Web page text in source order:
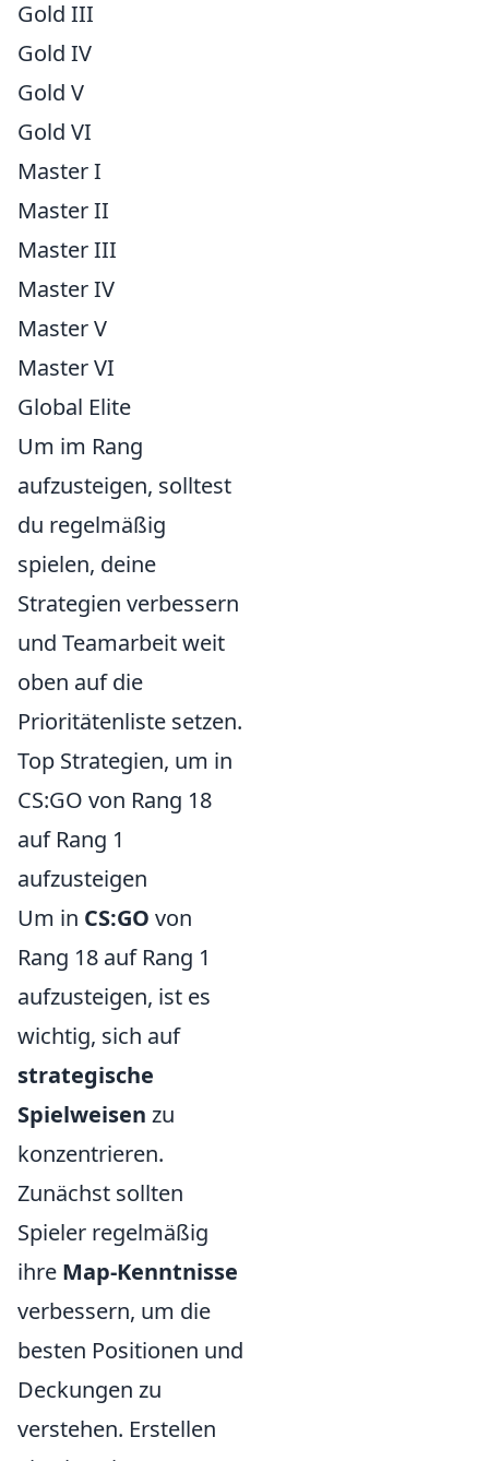
Gold III
Gold IV
Gold V
Gold VI
Master I
Master II
Master III
Master IV
Master V
Master VI
Global Elite
Um im Rang
aufzusteigen, solltest
du regelmäßig
spielen, deine
Strategien verbessern
und Teamarbeit weit
oben auf die
Prioritätenliste setzen.
Top Strategien, um in
CS:GO von Rang 18
auf Rang 1
aufzusteigen
Um in CS:GO von
Rang 18 auf Rang 1
aufzusteigen, ist es
wichtig, sich auf
strategische
Spielweisen zu
konzentrieren.
Zunächst sollten
Spieler regelmäßig
ihre Map-Kenntnisse
verbessern, um die
besten Positionen und
Deckungen zu
verstehen. Erstellen